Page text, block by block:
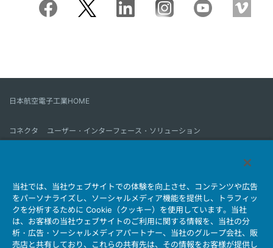
日本航空電子工業HOME
コネクタ
ユーザー・インターフェース・ソリューション
会社情報 サステナビリティ IR情報 採用情報
会社情報新着一覧
製品情報新着一覧
サイトマップ お問い合わせ
当社では、当社ウェブサイトでの体験を向上させ、コンテンツや広告
をパーソナライズし、ソーシャルメディア機能を提供し、トラフィッ
クを分析するために Cookie（クッキー）を使用しています。当社
は、お客様の当社ウェブサイトのご利用に関する情報を、当社の分
析・広告・ソーシャルメディアパートナー、当社のグループ会社、販
売店と共有しており、これらの共有先は、その情報をお客様が提供し